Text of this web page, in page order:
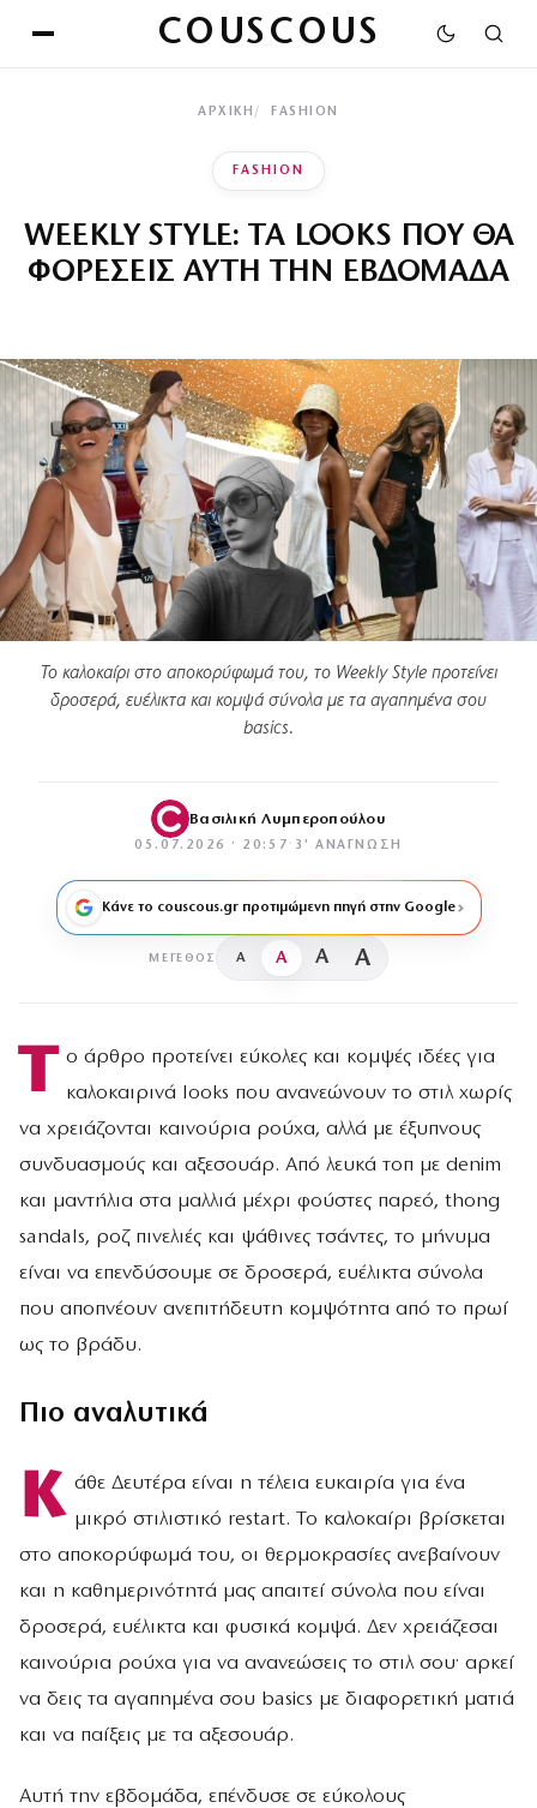
COUSCOUS
ΑΡΧΙΚΉ FASHION
FASHION
WEEKLY STYLE: ΤΑ LOOKS ΠΟΥ ΘΑ
ΦΟΡΕΣΕΙΣ ΑΥΤΗ ΤΗΝ ΕΒΔΟΜΑΔΑ
Το καλοκαίρι στο αποκορύφωμά του, το Weekly Style προτείνει
δροσερά, ευέλικτα και κομψά σύνολα με τα αγαπημένα σου
basics.
Βασιλική Λυμπεροπούλου
05.07.2026 · 20:57 · 3′ ΑΝΆΓΝΩΣΗ
Κάνε το couscous.gr προτιμώμενη πηγή στην Google
ΜΈΓΕΘΟΣ A A A A
Τ ο άρθρο προτείνει εύκολες και κομψές ιδέες για
καλοκαιρινά looks που ανανεώνουν το στιλ χωρίς
να χρειάζονται καινούρια ρούχα, αλλά με έξυπνους
συνδυασμούς και αξεσουάρ. Από λευκά τοπ με denim
και μαντήλια στα μαλλιά μέχρι φούστες παρεό, thong
sandals, ροζ πινελιές και ψάθινες τσάντες, το μήνυμα
είναι να επενδύσουμε σε δροσερά, ευέλικτα σύνολα
που αποπνέουν ανεπιτήδευτη κομψότητα από το πρωί
ως το βράδυ.
Πιο αναλυτικά
Κ άθε Δευτέρα είναι η τέλεια ευκαιρία για ένα
μικρό στιλιστικό restart. Το καλοκαίρι βρίσκεται
στο αποκορύφωμά του, οι θερμοκρασίες ανεβαίνουν
και η καθημερινότητά μας απαιτεί σύνολα που είναι
δροσερά, ευέλικτα και φυσικά κομψά. Δεν χρειάζεσαι
καινούρια ρούχα για να ανανεώσεις το στιλ σου· αρκεί
να δεις τα αγαπημένα σου basics με διαφορετική ματιά
και να παίξεις με τα αξεσουάρ.
Αυτή την εβδομάδα, επένδυσε σε εύκολους